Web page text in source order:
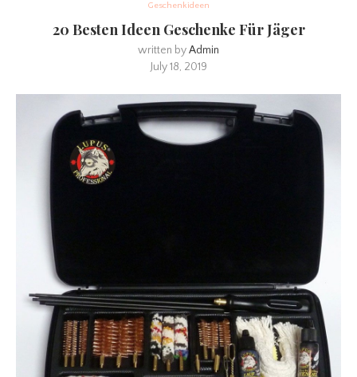
Geschenkideen
20 Besten Ideen Geschenke Für Jäger
written byAdmin
July 18, 2019